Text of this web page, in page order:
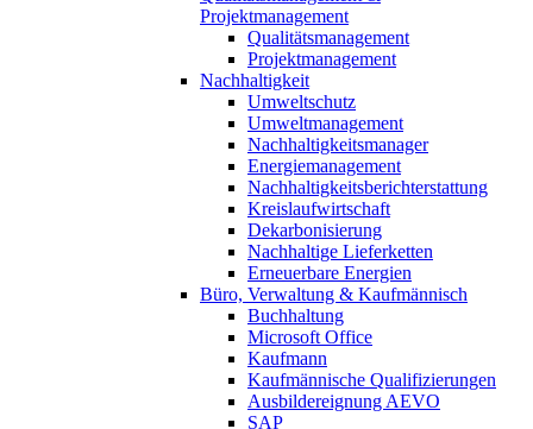
Projektmanagement
Qualitätsmanagement
Projektmanagement
Nachhaltigkeit
Umweltschutz
Umweltmanagement
Nachhaltigkeitsmanager
Energiemanagement
Nachhaltigkeitsberichterstattung
Kreislaufwirtschaft
Dekarbonisierung
Nachhaltige Lieferketten
Erneuerbare Energien
Büro, Verwaltung & Kaufmännisch
Buchhaltung
Microsoft Office
Kaufmann
Kaufmännische Qualifizierungen
Ausbildereignung AEVO
SAP